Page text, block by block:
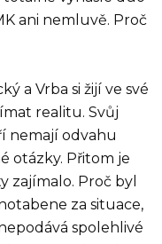
ani nemluvě. Proč
a Vrba si žijí ve své
realitu. Svůj
nemají odvahu
otázky. Přitom je
zajímalo. Proč byl
za situace,
spolehlivé